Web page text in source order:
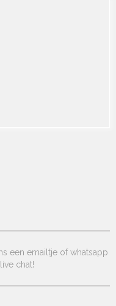
een emailtje of whatsapp
chat!